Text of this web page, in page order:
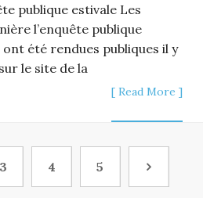
publique estivale Les
l’enquête publique
ont été rendues publiques il y
le site de la
[ Read More ]
3 4 5